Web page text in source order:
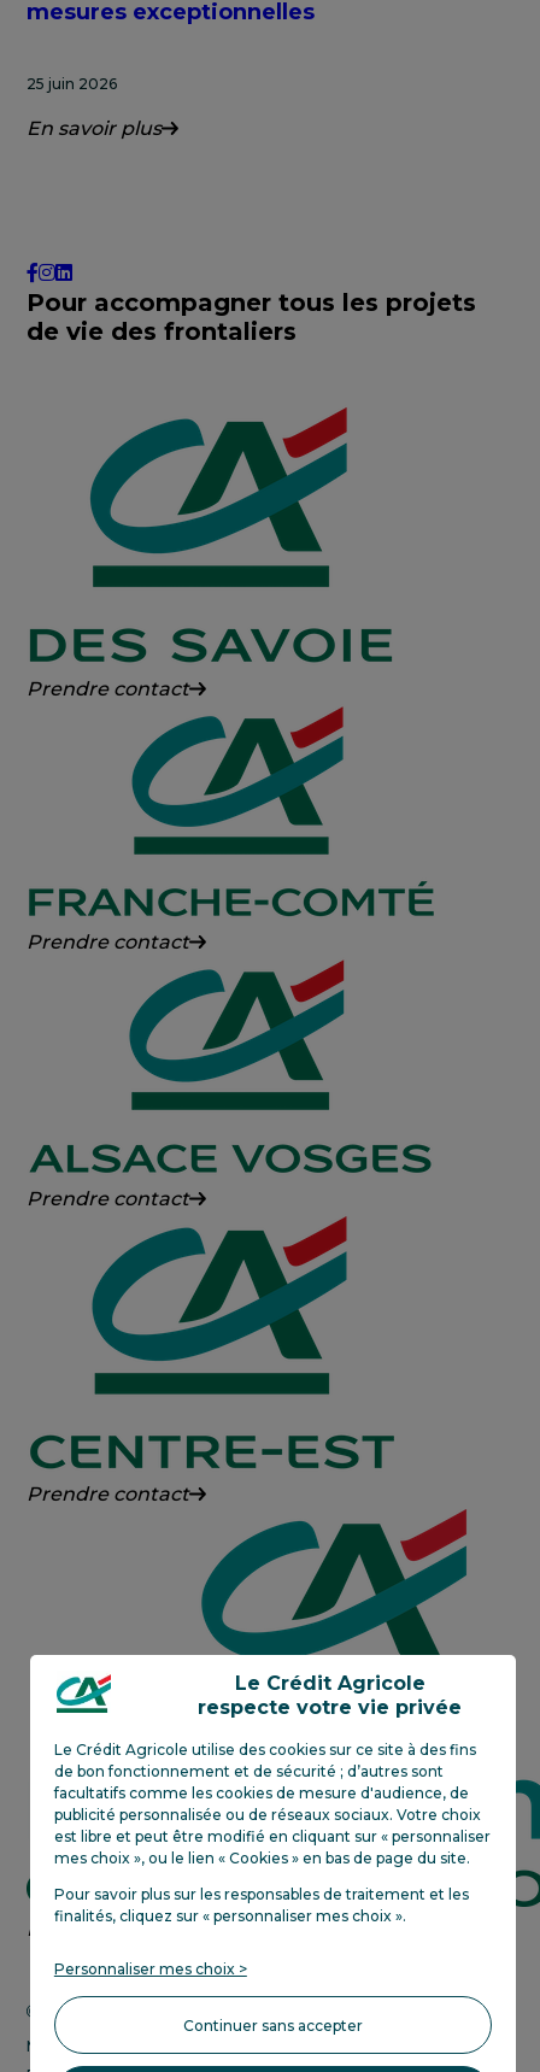
mesures exceptionnelles
25 juin 2026
En savoir plus
Pour accompagner tous les projets
de vie des frontaliers
Crédit
Prendre contact
Crédit
Prendre contact
Crédit
Vosges
Prendre contact
Crédit
Prendre contact
Crédit
bank
En savoir plus
Change CHF-EUR
Mentions légales
Le Crédit Agricole
respecte votre vie privée
Le Crédit Agricole utilise des cookies sur ce site à des fins
de bon fonctionnement et de sécurité ; d’autres sont
facultatifs comme les cookies de mesure d'audience, de
publicité personnalisée ou de réseaux sociaux. Votre choix
est libre et peut être modifié en cliquant sur « personnaliser
mes choix », ou le lien « Cookies » en bas de page du site.
Pour savoir plus sur les responsables de traitement et les
finalités, cliquez sur « personnaliser mes choix».
Personnaliser mes choix >
Continuer sans accepter